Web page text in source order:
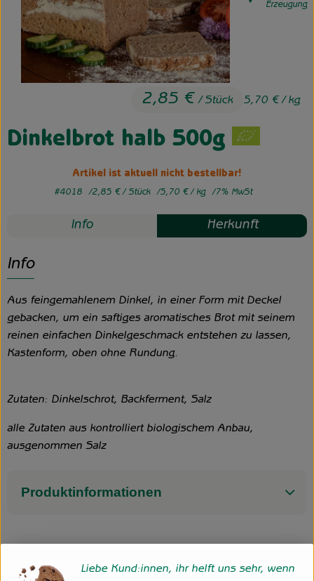
Unsere Hofkiste
Über uns
Dinkelbrot halb 500g
2,85 €/ Stück 5,70 €/ kg
, Herkunft:
Erzeugung
Artikel ist aktuell nicht bestellbar!
#4018 2,85 €/ Stück 5,70 €/ kg 7% MwSt
Info Herkunft
Info
Aus feingemahlenem Dinkel, in einer Form mit Deckel
gebacken, um ein saftiges aromatisches Brot mit seinem
reinen einfachen Dinkelgeschmack entstehen zu lassen,
Kastenform, oben ohne Rundung.
Zutaten: Dinkelschrot, Backferment, Salz
alle Zutaten aus kontrolliert biologischem Anbau,
ausgenommen Salz
Produktinformationen
Herkunft
Liebe Kund:innen, ihr helft uns sehr, wenn